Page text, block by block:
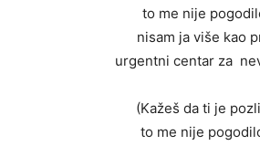
to me nije
nisam ja više kao
urgentni centar za
(Kažeš da ti je
to me nije